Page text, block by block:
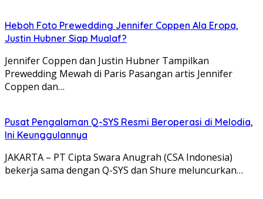
Heboh Foto Prewedding Jennifer Coppen Ala Eropa,
Justin Hubner Siap Mualaf?
Jennifer Coppen dan Justin Hubner Tampilkan
Prewedding Mewah di Paris Pasangan artis Jennifer
Coppen dan…
Pusat Pengalaman Q-SYS Resmi Beroperasi di Melodia,
Ini Keunggulannya
JAKARTA – PT Cipta Swara Anugrah (CSA Indonesia)
bekerja sama dengan Q-SYS dan Shure meluncurkan…